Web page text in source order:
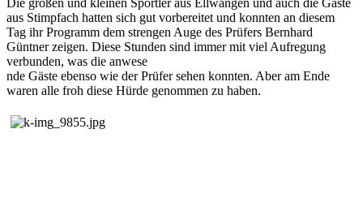
aus Stimpfach hatten sich gut vorbereitet und konnten an diesem
Tag ihr Programm dem strengen Auge des Prüfers Bernhard
Güntner zeigen. Diese Stunden sind immer mit viel Aufregung
verbunden, was die anwese
nde Gäste ebenso wie der Prüfer sehen konnten. Aber am Ende
waren alle froh diese Hürde genommen zu haben.